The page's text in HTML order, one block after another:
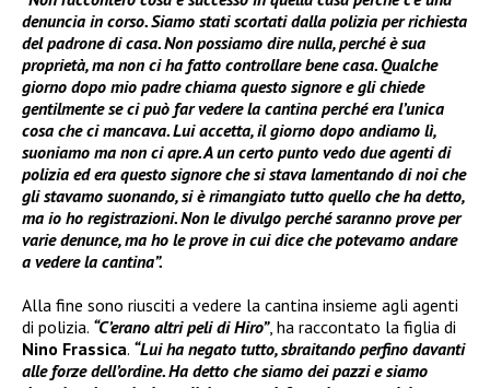
denuncia in corso. Siamo stati scortati dalla polizia per richiesta
del padrone di casa. Non possiamo dire nulla, perché è sua
proprietà, ma non ci ha fatto controllare bene casa. Qualche
giorno dopo mio padre chiama questo signore e gli chiede
gentilmente se ci può far vedere la cantina perché era l’unica
cosa che ci mancava. Lui accetta, il giorno dopo andiamo lì,
suoniamo ma non ci apre. A un certo punto vedo due agenti di
polizia ed era questo signore che si stava lamentando di noi che
gli stavamo suonando, si è rimangiato tutto quello che ha detto,
ma io ho registrazioni. Non le divulgo perché saranno prove per
varie denunce, ma ho le prove in cui dice che potevamo andare
a vedere la cantina”.
Alla fine sono riusciti a vedere la cantina insieme agli agenti
di polizia. “C’erano altri peli di Hiro”, ha raccontato la figlia di
Nino Frassica. “Lui ha negato tutto, sbraitando perfino davanti
alle forze dell’ordine. Ha detto che siamo dei pazzi e siamo